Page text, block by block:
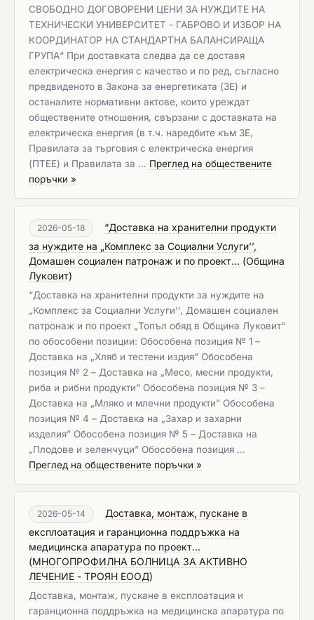
СВОБОДНО ДОГОВОРЕНИ ЦЕНИ ЗА НУЖДИТЕ НА
ТЕХНИЧЕСКИ УНИВЕРСИТЕТ - ГАБРОВО И ИЗБОР НА
КООРДИНАТОР НА СТАНДАРТНА БАЛАНСИРАЩА
ГРУПА“ При доставката следва да се доставя
електрическа енергия с качество и по ред, съгласно
предвиденото в Закона за енергетиката (ЗЕ) и
останалите нормативни актове, които уреждат
обществените отношения, свързани с доставката на
електрическа енергия (в т.ч. наредбите към ЗЕ,
Правилата за търговия с електрическа енергия
(ПТЕЕ) и Правилата за … Преглед на обществените
поръчки »
2026-05-18
“Доставка на хранителни продукти
за нуждите на „Комплекс за Социални Услуги’’,
Домашен социален патронаж и по проект... (Община
Луковит)
“Доставка на хранителни продукти за нуждите на
„Комплекс за Социални Услуги’’, Домашен социален
патронаж и по проект „Топъл обяд в Община Луковит“
по обособени позиции: Обособена позиция № 1 –
Доставка на „Хляб и тестени издия” Обособена
позиция № 2 – Доставка на „Месо, месни продукти,
риба и рибни продукти” Обособена позиция № 3 –
Доставка на „Мляко и млечни продукти” Обособена
позиция № 4 – Доставка на „Захар и захарни
изделия” Обособена позиция № 5 – Доставка на
„Плодове и зеленчуци” Обособена позиция …
Преглед на обществените поръчки »
2026-05-14
Доставка, монтаж, пускане в
експлоатация и гаранционна поддръжка на
медицинска апаратура по проект...
(МНОГОПРОФИЛНА БОЛНИЦА ЗА АКТИВНО
ЛЕЧЕНИЕ - ТРОЯН ЕООД)
Доставка, монтаж, пускане в експлоатация и
гаранционна поддръжка на медицинска апаратура по